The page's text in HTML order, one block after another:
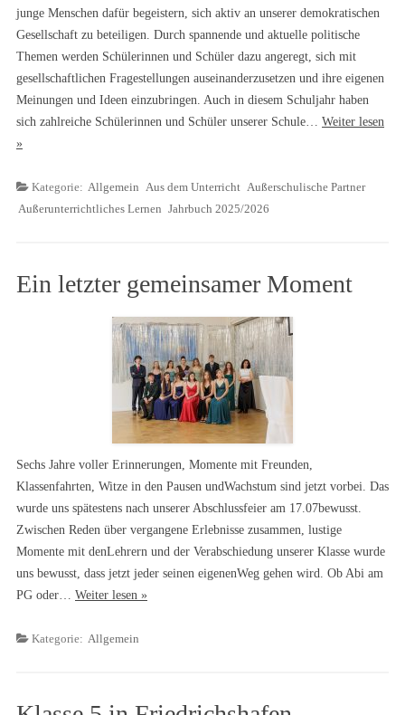
junge Menschen dafür begeistern, sich aktiv an unserer demokratischen
Gesellschaft zu beteiligen. Durch spannende und aktuelle politische
Themen werden Schülerinnen und Schüler dazu angeregt, sich mit
gesellschaftlichen Fragestellungen auseinanderzusetzen und ihre eigenen
Meinungen und Ideen einzubringen. Auch in diesem Schuljahr haben
sich zahlreiche Schülerinnen und Schüler unserer Schule… Weiter lesen
»
Kategorie: Allgemein Aus dem Unterricht Außerschulische Partner
Außerunterrichtliches Lernen Jahrbuch 2025/2026
Ein letzter gemeinsamer Moment
Sechs Jahre voller Erinnerungen, Momente mit Freunden,
Klassenfahrten, Witze in den Pausen undWachstum sind jetzt vorbei. Das
wurde uns spätestens nach unserer Abschlussfeier am 17.07bewusst.
Zwischen Reden über vergangene Erlebnisse zusammen, lustige
Momente mit denLehrern und der Verabschiedung unserer Klasse wurde
uns bewusst, dass jetzt jeder seinen eigenenWeg gehen wird. Ob Abi am
PG oder… Weiter lesen »
Kategorie: Allgemein